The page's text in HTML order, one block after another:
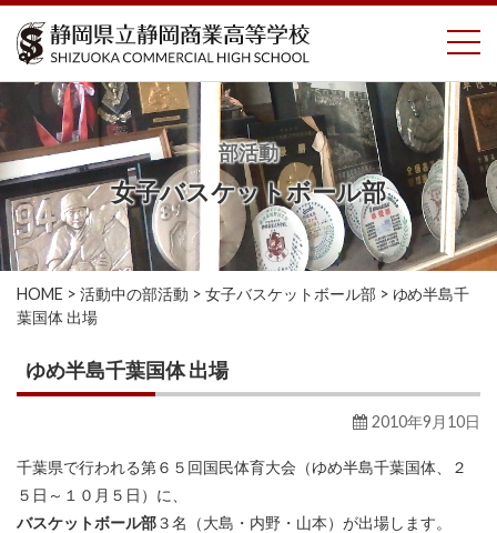
コ
ツ
へ
ス
キ
ッ
プ
部活動
女子バスケットボール部
HOME > 活動中の部活動 > 女子バスケットボール部 > ゆめ半島千
葉国体 出場
ゆめ半島千葉国体 出場
2010年9月10日
千葉県で行われる第６５回国民体育大会（ゆめ半島千葉国体、２
５日～１０月５日）に、
バスケットボール部３名（大島・内野・山本）が出場します。